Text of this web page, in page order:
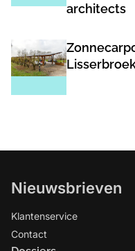
architects
Nieuwsbrieven
Klantenservice
Contact